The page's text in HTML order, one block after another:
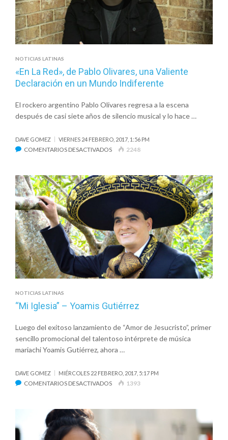
NOTICIAS LATINAS
«En La Red», de Pablo Olivares, una Valiente
Declaración en un Mundo Indiferente
El rockero argentino Pablo Olivares regresa a la escena
después de casi siete años de silencio musical y lo hace …
DAVE GOMEZ VIERNES 24 FEBRERO, 2017, 1:56 PM
COMENTARIOS DESACTIVADOSEN
RED»,
DE
OLIVARES,
UNA
VALIENTE
DECLARACIÓN
EN
UN
MUNDO
2248
NOTICIAS LATINAS
“Mi Iglesia” – Yoamis Gutiérrez
Luego del exitoso lanzamiento de “Amor de Jesucristo”, primer
sencillo promocional del talentoso intérprete de música
mariachi Yoamis Gutiérrez, ahora …
DAVE GOMEZ MIÉRCOLES 22 FEBRERO, 2017, 5:17 PM
COMENTARIOS DESACTIVADOSEN
GUTIÉRREZ
1393